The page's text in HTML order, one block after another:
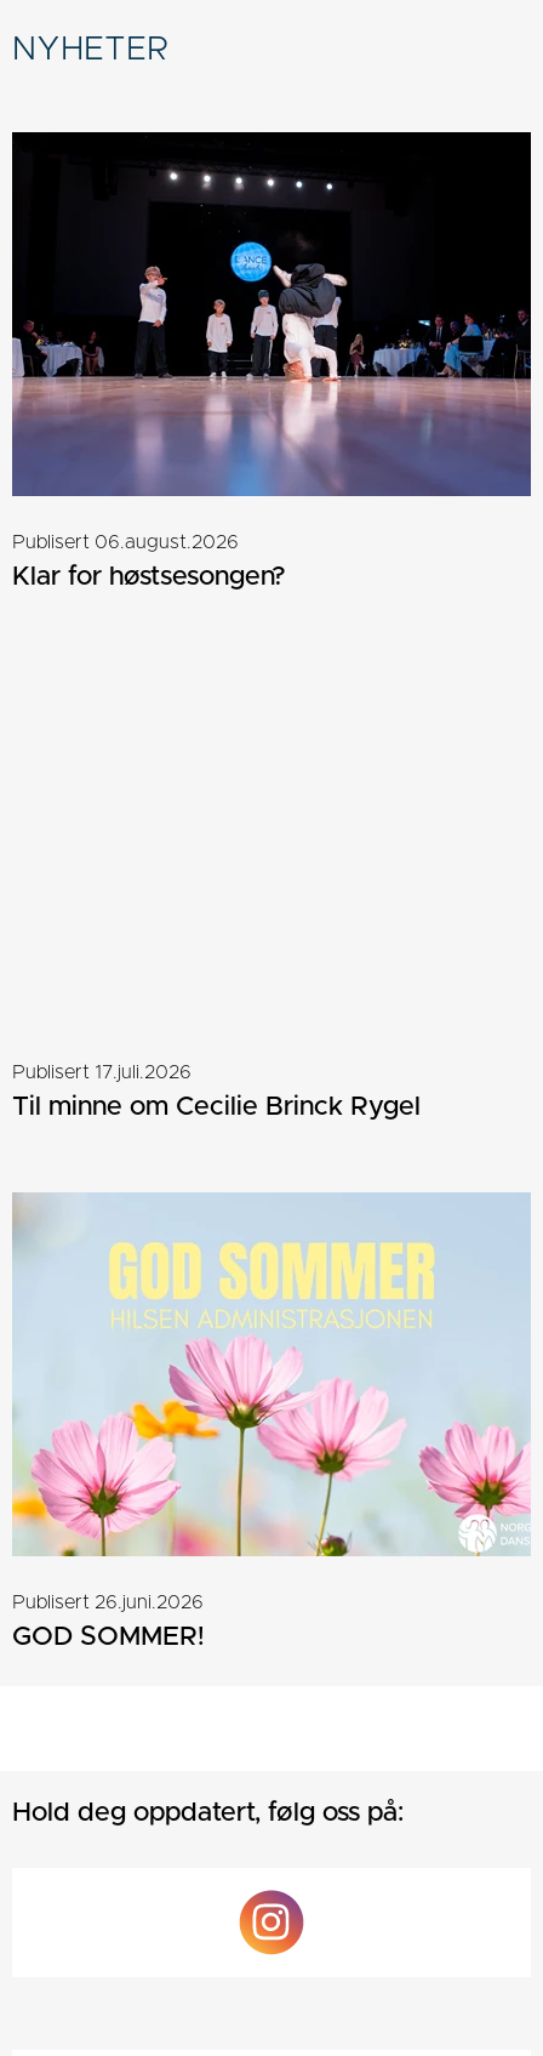
NYHETER
Publisert 06.august.2026
Klar for høstsesongen?
Publisert 17.juli.2026
Til minne om Cecilie Brinck Rygel
Publisert 26.juni.2026
GOD SOMMER!
Hold deg oppdatert, følg oss på: